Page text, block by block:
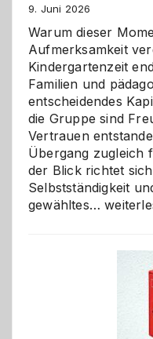
9. Juni 2026
Warum dieser
Aufmerksamkeit
Kindergartenzeit
Familien und
entscheidendes
die Gruppe sind
Vertrauen
Übergang zugleich
der Blick richtet
Selbstständigkeit
gewähltes…
herzlich